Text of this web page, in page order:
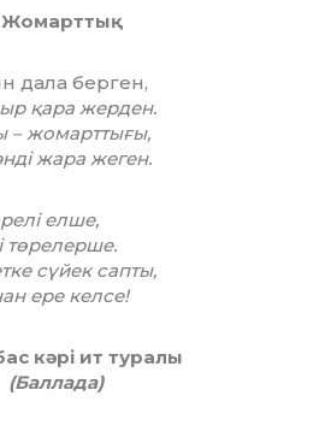
Жомарттық
дала берген,
қара жерден.
– жомарттығы,
жара жеген.
елше,
төрелерше.
сүйек сапты,
ере келсе!
кәрі ит туралы
(Баллада)